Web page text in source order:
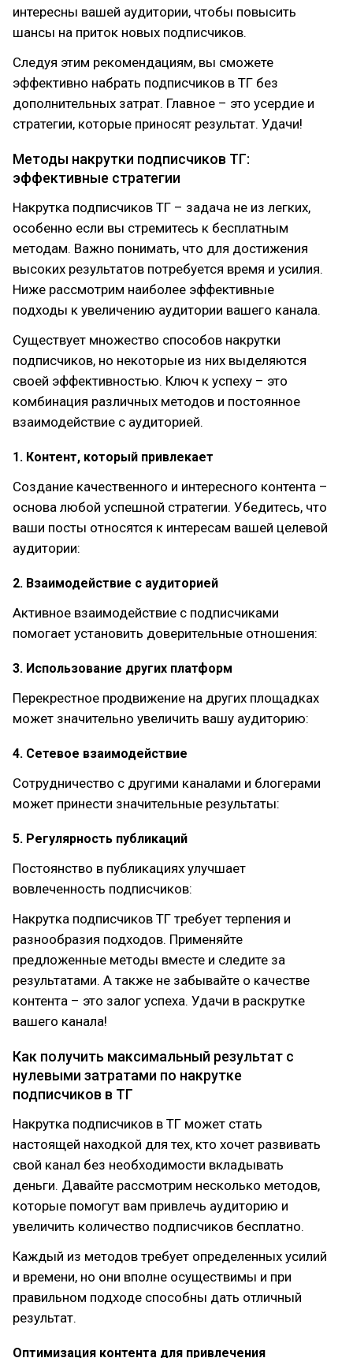
интересны вашей аудитории, чтобы повысить
шансы на приток новых подписчиков.
Следуя этим рекомендациям, вы сможете
эффективно набрать подписчиков в ТГ без
дополнительных затрат. Главное – это усердие и
стратегии, которые приносят результат. Удачи!
Методы накрутки подписчиков ТГ:
эффективные стратегии
Накрутка подписчиков ТГ – задача не из легких,
особенно если вы стремитесь к бесплатным
методам. Важно понимать, что для достижения
высоких результатов потребуется время и усилия.
Ниже рассмотрим наиболее эффективные
подходы к увеличению аудитории вашего канала.
Существует множество способов накрутки
подписчиков, но некоторые из них выделяются
своей эффективностью. Ключ к успеху – это
комбинация различных методов и постоянное
взаимодействие с аудиторией.
1. Контент, который привлекает
Создание качественного и интересного контента –
основа любой успешной стратегии. Убедитесь, что
ваши посты относятся к интересам вашей целевой
аудитории:
2. Взаимодействие с аудиторией
Активное взаимодействие с подписчиками
помогает установить доверительные отношения:
3. Использование других платформ
Перекрестное продвижение на других площадках
может значительно увеличить вашу аудиторию:
4. Сетевое взаимодействие
Сотрудничество с другими каналами и блогерами
может принести значительные результаты:
5. Регулярность публикаций
Постоянство в публикациях улучшает
вовлеченность подписчиков:
Накрутка подписчиков ТГ требует терпения и
разнообразия подходов. Применяйте
предложенные методы вместе и следите за
результатами. А также не забывайте о качестве
контента – это залог успеха. Удачи в раскрутке
вашего канала!
Как получить максимальный результат с
нулевыми затратами по накрутке
подписчиков в ТГ
Накрутка подписчиков в ТГ может стать
настоящей находкой для тех, кто хочет развивать
свой канал без необходимости вкладывать
деньги. Давайте рассмотрим несколько методов,
которые помогут вам привлечь аудиторию и
увеличить количество подписчиков бесплатно.
Каждый из методов требует определенных усилий
и времени, но они вполне осуществимы и при
правильном подходе способны дать отличный
результат.
Оптимизация контента для привлечения